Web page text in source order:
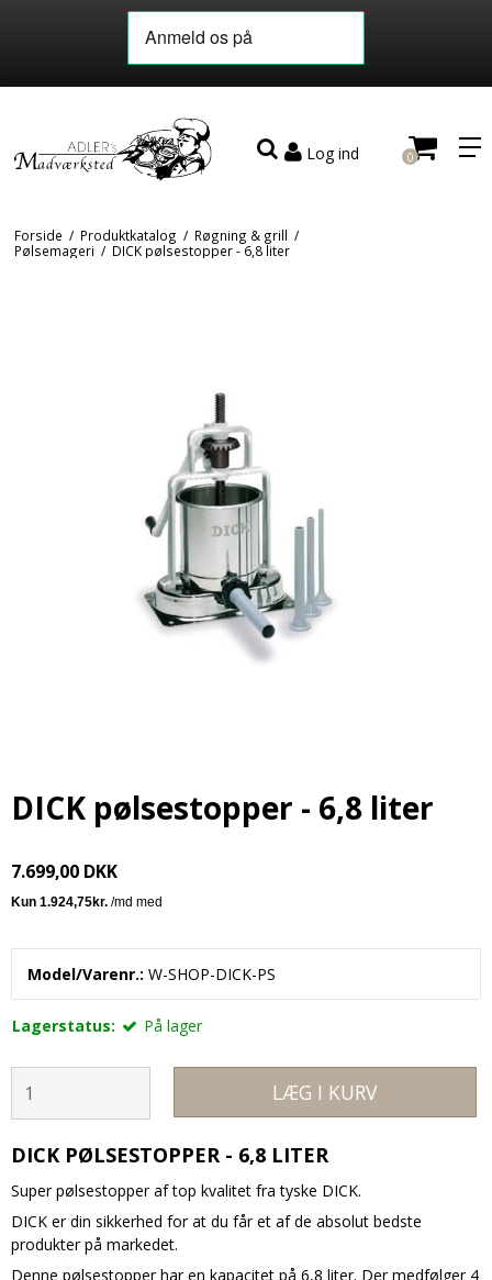
Log ind 0
Forside / Produktkatalog / Røgning & grill /
Pølsemageri / DICK pølsestopper - 6,8 liter
DICK pølsestopper - 6,8 liter
7.699,00 DKK
Model/Varenr.: W-SHOP-DICK-PS
Lagerstatus: På lager
LÆG I KURV
DICK PØLSESTOPPER - 6,8 LITER
Super pølsestopper af top kvalitet fra tyske DICK.
DICK er din sikkerhed for at du får et af de absolut bedste
produkter på markedet.
Denne pølsestopper har en kapacitet på 6,8 liter. Der medfølger 4